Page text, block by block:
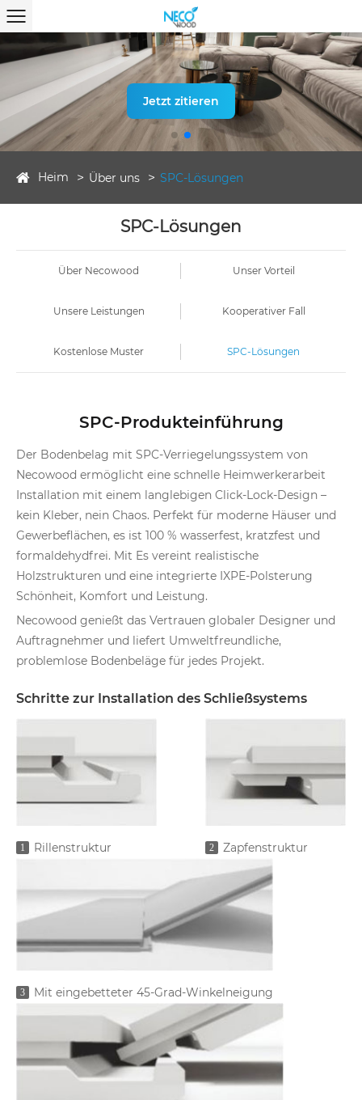
Jetzt zitieren
Heim Über uns SPC-Lösungen
SPC-Lösungen
Über Necowood Unser Vorteil
Unsere Leistungen Kooperativer Fall
Kostenlose Muster SPC-Lösungen
SPC-Produkteinführung
Der Bodenbelag mit SPC-Verriegelungssystem von
Necowood ermöglicht eine schnelle Heimwerkerarbeit
Installation mit einem langlebigen Click-Lock-Design –
kein Kleber, nein Chaos. Perfekt für moderne Häuser und
Gewerbeflächen, es ist 100 % wasserfest, kratzfest und
formaldehydfrei. Mit Es vereint realistische
Holzstrukturen und eine integrierte IXPE-Polsterung
Schönheit, Komfort und Leistung.
Necowood genießt das Vertrauen globaler Designer und
Auftragnehmer und liefert Umweltfreundliche,
problemlose Bodenbeläge für jedes Projekt.
Schritte zur Installation des Schließsystems
1 Rillenstruktur 2 Zapfenstruktur
3 Mit eingebetteter 45-Grad-Winkelneigung